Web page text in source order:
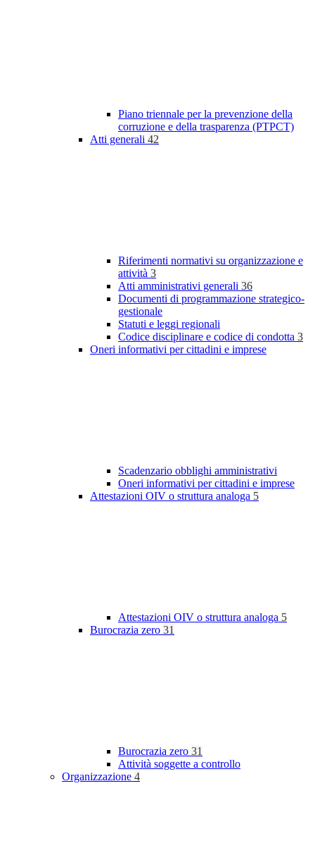
Piano triennale per la prevenzione della
corruzione e della trasparenza (PTPCT)
Atti generali 42
Riferimenti normativi su organizzazione e
attività 3
Atti amministrativi generali 36
Documenti di programmazione strategico-
gestionale
Statuti e leggi regionali
Codice disciplinare e codice di condotta 3
Oneri informativi per cittadini e imprese
Scadenzario obblighi amministrativi
Oneri informativi per cittadini e imprese
Attestazioni OIV o struttura analoga 5
Attestazioni OIV o struttura analoga 5
Burocrazia zero 31
Burocrazia zero 31
Attività soggette a controllo
Organizzazione 4